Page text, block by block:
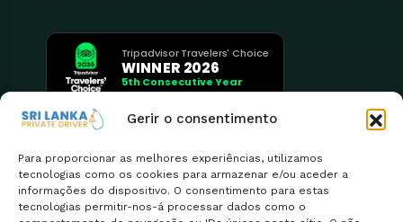
Gerir o consentimento
Para proporcionar as melhores experiências, utilizamos
tecnologias como os cookies para armazenar e/ou aceder a
informações do dispositivo. O consentimento para estas
tecnologias permitir-nos-á processar dados como o
Tripadvisor Travelers' Choice
WINNER 2026
5th Consecutive Year